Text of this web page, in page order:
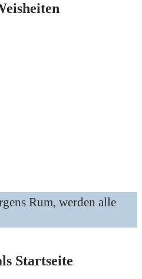
Rum, werden alle
Startseite